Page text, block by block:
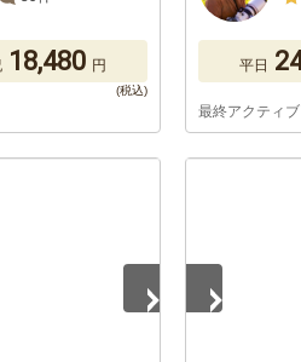
18,480 円 平日
最終アクティ